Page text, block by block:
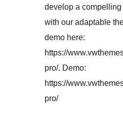
develop a
with our adaptable
demo here:
https://
pro/. Demo:
https://
pro/